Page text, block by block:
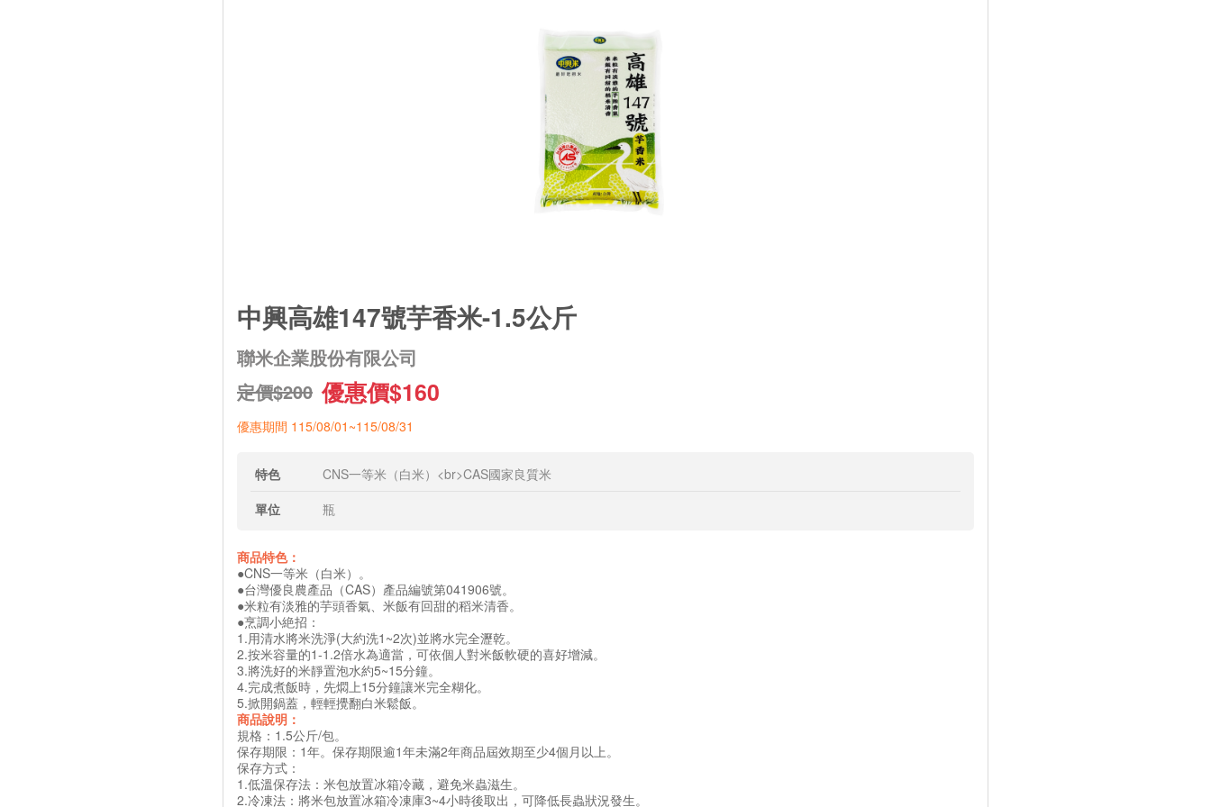
中興高雄147號芋香米-1.5公斤
聯米企業股份有限公司
定價$200 優惠價$160
優惠期間 115/08/01~115/08/31
特色
CNS一等米（白米）<br>CAS國家良質米
單位
瓶
商品特色：
●CNS一等米（白米）。
●台灣優良農產品（CAS）產品編號第041906號。
●米粒有淡雅的芋頭香氣、米飯有回甜的稻米清香。
●烹調小絶招：
1.用清水將米洗淨(大約洗1~2次)並將水完全瀝乾。
2.按米容量的1-1.2倍水為適當，可依個人對米飯軟硬的喜好增減。
3.將洗好的米靜置泡水約5~15分鐘。
4.完成煮飯時，先燜上15分鐘讓米完全糊化。
5.掀開鍋蓋，輕輕攪翻白米鬆飯。
商品說明：
規格：1.5公斤/包。
保存期限：1年。保存期限逾1年未滿2年商品屆效期至少4個月以上。
保存方式：
1.低溫保存法：米包放置冰箱冷藏，避免米蟲滋生。
2.冷凍法：將米包放置冰箱冷凍庫3~4小時後取出，可降低長蟲狀況發生。